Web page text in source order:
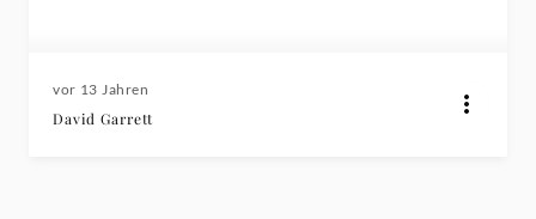
vor 13 Jahren
David Garrett